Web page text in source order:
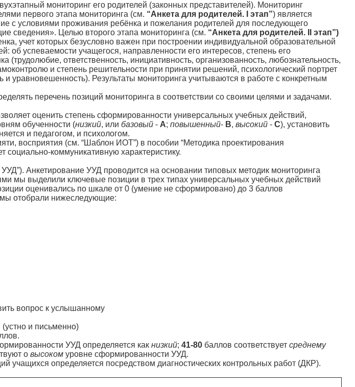
мониторинг его родителей (законных представителей). Мониторинг
первого этапа мониторинга (см. “Анкета для родителей. I этап”) является
с условиями проживания ребёнка и пожелания родителей для последующего
сведения». Целью второго этапа мониторинга (см. “Анкета для родителей. II этап”)
учет которых безусловно важен при построении индивидуальной образовательной
об успеваемости учащегося, направленности его интересов, степень его
(трудолюбие, ответственность, инициативность, организованность, любознательность,
и степень решительности при принятии решений, психологический портрет
уравновешенность). Результаты мониторинга учитываются в работе с конкретным
перечень позиций мониторинга в соответствии со своими целями и задачами.
оценить степень сформированности универсальных учебных действий,
обученности (низкий, или базовый - А; повышенный- В, высокий - С), установить
и педагогом, и психологом.
восприятия (см. “Шаблон ИОТ”) в пособии “Методика проектирования
социально-коммуникативную характеристику.
УУД проводится на основании типовых методик мониторинга
мы выделили ключевые позиции в трех типах универсальных учебных действий
оценивались по шкале от 0 (умение не сформировано) до 3 баллов
отобрали нижеследующие:
вопрос к услышанному
и письменно)
УУД определяется как низкий; 41-80 баллов соответствует среднему
о высоком уровне сформированности УУД.
определяется посредством диагностических контрольных работ (ДКР).